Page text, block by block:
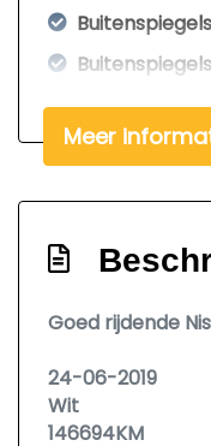
Centrale
Dimlichten
Trekhaak
Dab
Meer
Goed rijdende
24-06-2019
Wit
146694KM